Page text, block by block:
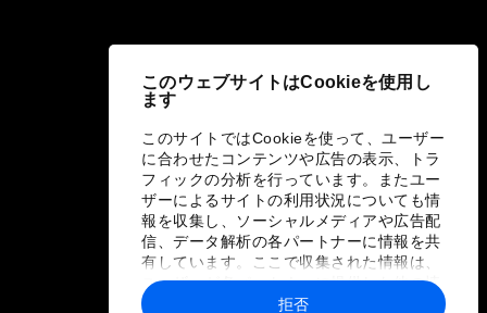
このウェブサイトはCookieを使用し
ます
このサイトではCookieを使って、ユーザー
に合わせたコンテンツや広告の表示、トラ
フィックの分析を行っています。またユー
ザーによるサイトの利用状況についても情
報を収集し、ソーシャルメディアや広告配
信、データ解析の各パートナーに情報を共
有しています。ここで収集された情報は、
ユーザーが各パートナーに提供した他の情
報や各パートナーのサービスを使用した際
拒否